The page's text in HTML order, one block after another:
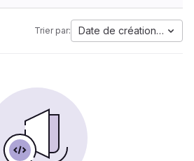
Trier par: Date de création la plus